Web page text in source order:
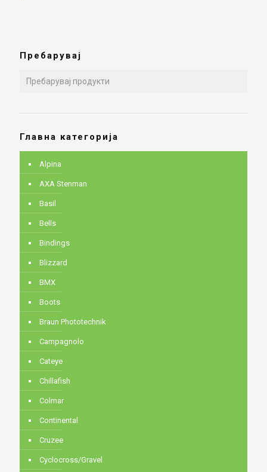
Пребарувај
Главна категорија
Alpina
AXA Stenman
Basil
Bells
Bindings
Blizzard
BMX
Boots
Braun Phototechnik
Campagnolo
Cateye
Chillafish
Colmar
Continental
Cruzee
Cyclocross/Gravel